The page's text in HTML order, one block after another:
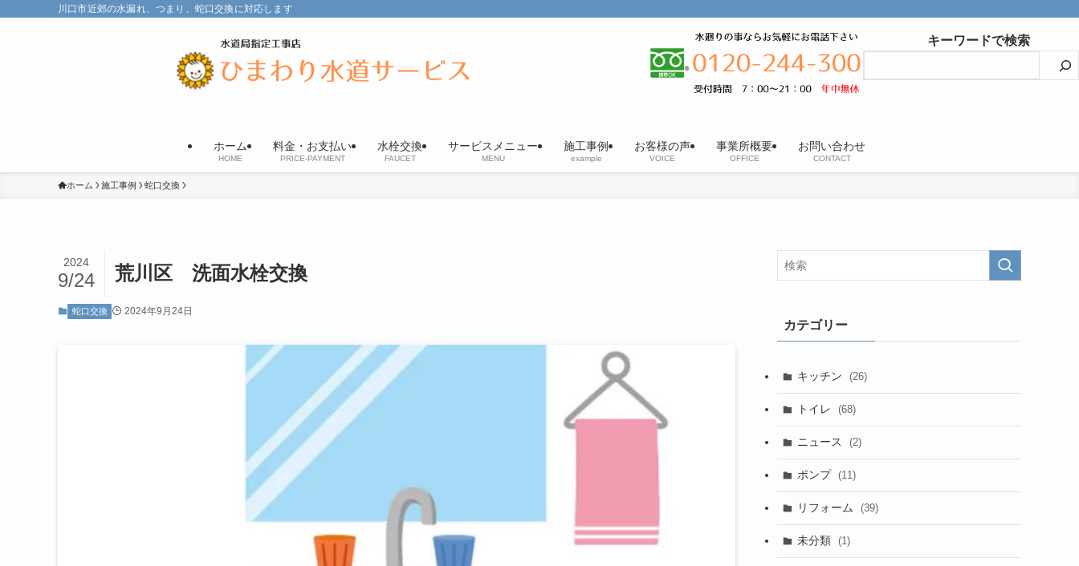
川口市近郊の水漏れ、つまり、蛇口交換に対応します
ホーム
HOME
料金・お支払い
PRICE-PAYMENT
水栓交換
FAUCET
サービスメニュー
MENU
施工事例
example
お客様の声
VOICE
事業所概要
OFFICE
お問い合わせ
CONTACT
キーワードで検索
ホーム 施工事例 蛇口交換
荒川区 洗面水栓交換
2024
9/24
蛇口交換 2024年9月24日
カテゴリー
キッチン (26)
トイレ (68)
ニュース (2)
ポンプ (11)
リフォーム (39)
未分類 (1)